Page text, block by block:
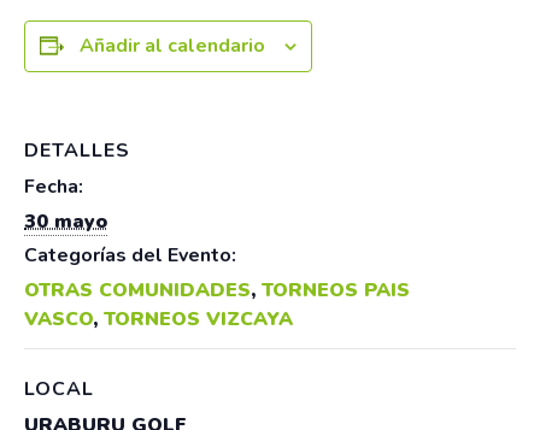
Añadir al calendario
DETALLES
Fecha:
30 mayo
Categorías del Evento:
OTRAS COMUNIDADES, TORNEOS PAIS
VASCO, TORNEOS VIZCAYA
LOCAL